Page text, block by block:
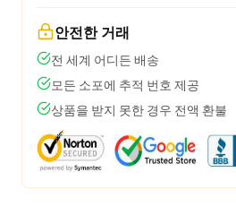
안전한 거래
전 세계 어디든 배송
모든 소포에 추적 번호 제공
상품을 받지 못한 경우 전액 환불